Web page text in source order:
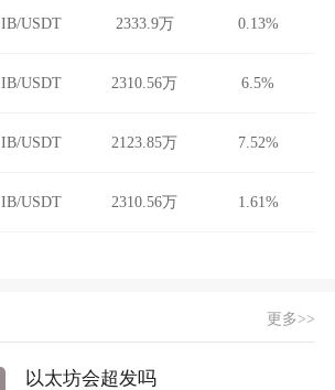
IB/USDT 2333.9万 0.13%
IB/USDT 2310.56万 6.5%
IB/USDT 2123.85万 7.52%
IB/USDT 2310.56万 1.61%
更多>>
以太坊会超发吗